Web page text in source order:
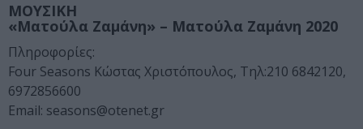
ΜΟΥΣΙΚΗ
«Ματούλα Ζαμάνη» – Ματούλα Ζαμάνη 2020
Πληροφορίες:
Four Seasons Κώστας Χριστόπουλος, Τηλ:210 6842120,
6972856600
Email: seasons@otenet.gr